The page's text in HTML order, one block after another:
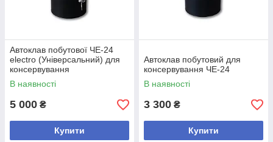
Автоклав побутової ЧЕ-24
electro (Універсальний) для
консервування
В наявності
5 000 ₴
Купити
Автоклав побутовий для
консервування ЧЕ-24
В наявності
3 300 ₴
Купити